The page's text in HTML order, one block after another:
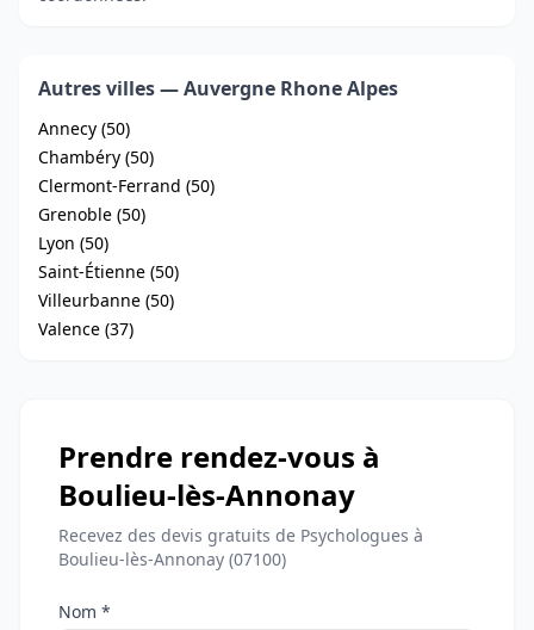
Autres villes — Auvergne Rhone Alpes
Annecy (50)
Chambéry (50)
Clermont-Ferrand (50)
Grenoble (50)
Lyon (50)
Saint-Étienne (50)
Villeurbanne (50)
Valence (37)
Prendre rendez-vous à
Boulieu-lès-Annonay
Recevez des devis gratuits de Psychologues à
Boulieu-lès-Annonay (07100)
Nom *